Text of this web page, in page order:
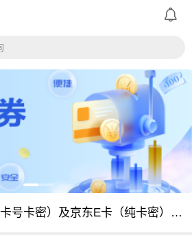

尊敬的信合用户您好：目前银行卡，支付宝提现已恢复正常 ，欢迎提卡
通知：支付宝提现通道暂时维护，恢复另行通知，带来的不便敬请谅解！
您好，京东E卡（卡号卡密）及京东E卡（纯卡密）50-5000面值卡已维护 ，请贵司及时做好调整 ，恢复待通知
平台对京东e卡、携程任我行长期有大量需求，欢迎有各类有相关资源的个人和企业长期合作。
求，长期回收京东E卡、携程卡。
正规卡合作，您可以直接在平台
各类礼品卡、游戏点卡、话费卡、
上寄售回收价格上调至965折
沃尔玛、盒马卡、瑞祥卡、天猫卡、苏宁、携程等等